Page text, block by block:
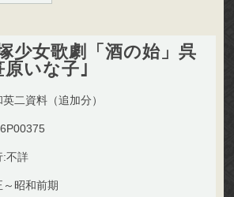
少女歌劇「酒の始」呉
いな子｣
英二資料（追加分）
:不詳
～昭和前期